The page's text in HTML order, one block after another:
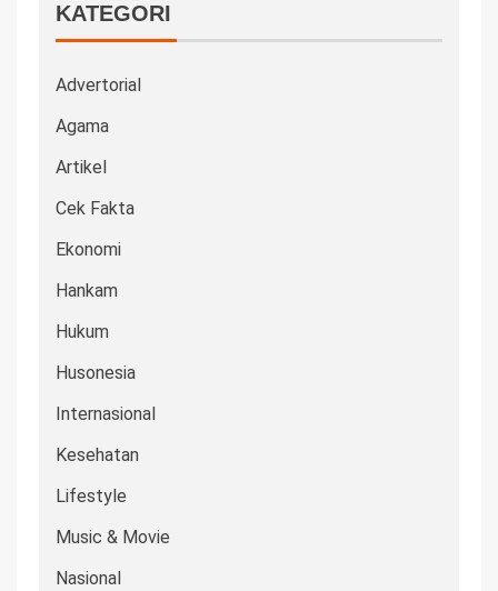
KATEGORI
Advertorial
Agama
Artikel
Cek Fakta
Ekonomi
Hankam
Hukum
Husonesia
Internasional
Kesehatan
Lifestyle
Music & Movie
Nasional